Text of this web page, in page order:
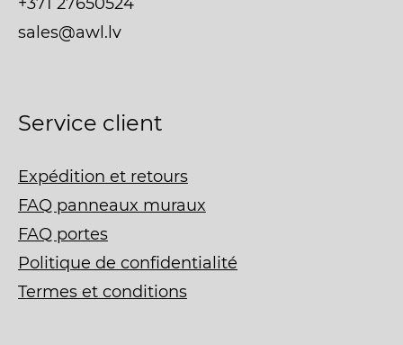
sales@awl.lv
Service client
Expédition et retours
FAQ panneaux muraux
FAQ portes
Politique de confidentialité
Termes et conditions